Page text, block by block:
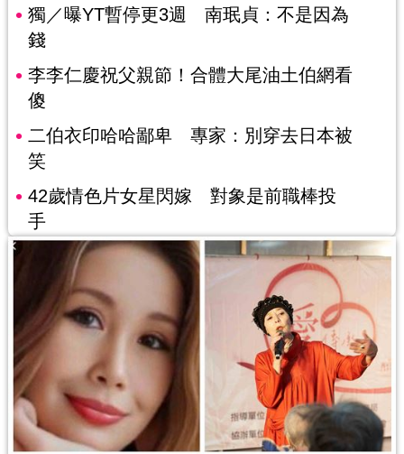
獨／曝YT暫停更3週 南珉貞：不是因為
錢
李李仁慶祝父親節！合體大尾油土伯網看
傻
二伯衣印哈哈鄙卑 專家：別穿去日本被
笑
42歲情色片女星閃嫁 對象是前職棒投
手